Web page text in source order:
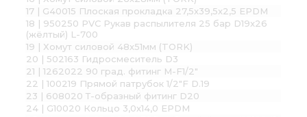
17 | G40015 Плоская прокладка 27,5х39,5х2,5 EPDM
18 | 950250 PVC Рукав распылителя 25 бар D19x26
(жёлтый) L-700
19 | Хомут силовой 48х51мм (TORK)
20 | 502163 Гидросмеситель D3
21 | 1262022 90 град. фитинг М-F1/2"
22 | 100219 Прямой патрубок 1/2"F D.19
23 | 608020 Т-образный фитинг D20
24 | G10020 Кольцо 3,0х14,0 EPDM